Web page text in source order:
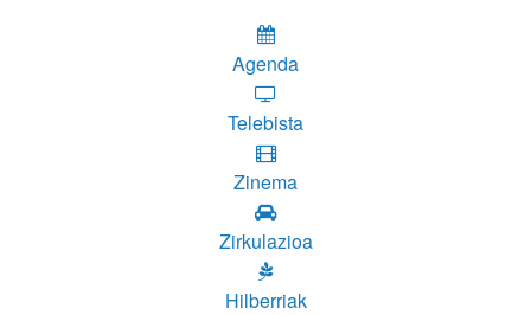
Agenda
Telebista
Zinema
Zirkulazioa
Hilberriak